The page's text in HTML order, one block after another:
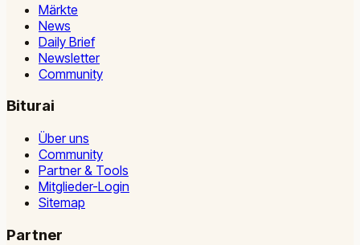
Märkte
News
Daily Brief
Newsletter
Community
Biturai
Über uns
Community
Partner & Tools
Mitglieder-Login
Sitemap
Partner